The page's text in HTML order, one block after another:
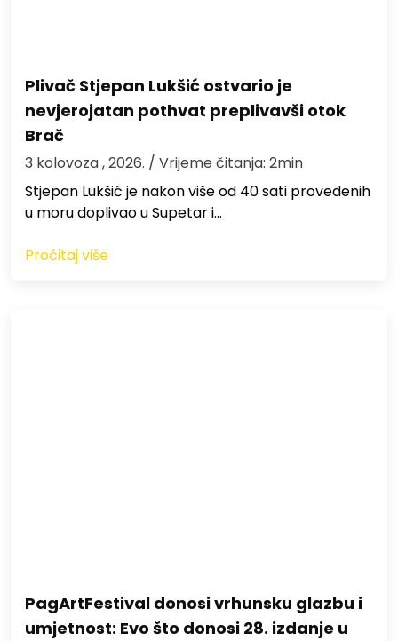
Plivač Stjepan Lukšić ostvario je
nevjerojatan pothvat preplivavši otok
Brač
3 kolovoza , 2026. / Vrijeme čitanja: 2min
St​jepan Lukšić je nakon više od 40 sati provedenih
u moru doplivao u Supetar i…
Pročitaj više
PagArtFestival donosi vrhunsku glazbu i
umjetnost: Evo što donosi 28. izdanje u